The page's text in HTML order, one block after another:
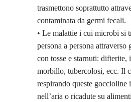
trasmettono soprattutto
contaminata da germi fecali.
• Le malattie i cui microbi si
persona a persona attraverso
con tosse e starnuti: difterite,
morbillo, tubercolosi, ecc. Il
respirando queste goccioline
nell’aria o ricadute su